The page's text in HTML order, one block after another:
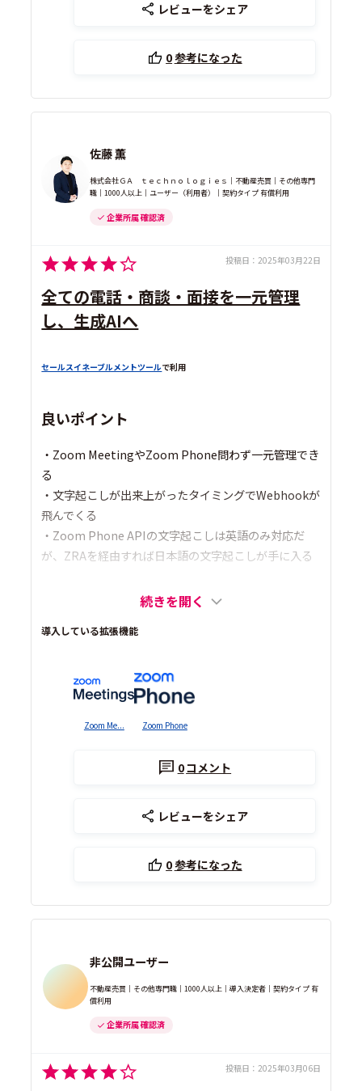
レビューをシェア
0参考になった
佐藤 薫
株式会社ＧＡ ｔｅｃｈｎｏｌｏｇｉｅｓ｜不動産売買｜その他専門
職｜1000人以上｜ユーザー（利用者）｜契約タイプ 有償利用
企業所属 確認済
投稿日： 2025年03月22日
全ての電話・商談・面接を一元管理
し、生成AIへ
セールスイネーブルメントツールで利用
良いポイント
・Zoom MeetingやZoom Phone問わず一元管理でき
る
・文字起こしが出来上がったタイミングでWebhookが
飛んでくる
・Zoom Phone APIの文字起こしは英語のみ対応だ
が、ZRAを経由すれば日本語の文字起こしが手に入る
続きを開く
導入している拡張機能
Zoom Me... Zoom Phone
0コメント
レビューをシェア
0参考になった
非公開ユーザー
不動産売買｜その他専門職｜1000人以上｜導入決定者｜契約タイプ 有
償利用
企業所属 確認済
投稿日： 2025年03月06日